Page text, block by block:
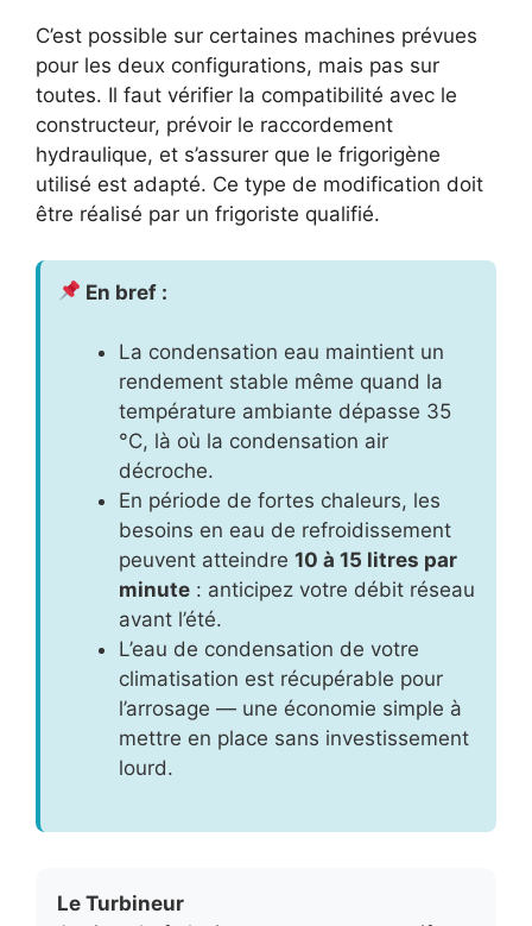
C’est possible sur certaines machines prévues
pour les deux configurations, mais pas sur
toutes. Il faut vérifier la compatibilité avec le
constructeur, prévoir le raccordement
hydraulique, et s’assurer que le frigorigène
utilisé est adapté. Ce type de modification doit
être réalisé par un frigoriste qualifié.
En bref :
La condensation eau maintient un
rendement stable même quand la
température ambiante dépasse 35
°C, là où la condensation air
décroche.
En période de fortes chaleurs, les
besoins en eau de refroidissement
peuvent atteindre 10 à 15 litres par
minute : anticipez votre débit réseau
avant l’été.
L’eau de condensation de votre
climatisation est récupérable pour
l’arrosage — une économie simple à
mettre en place sans investissement
lourd.
Le Turbineur